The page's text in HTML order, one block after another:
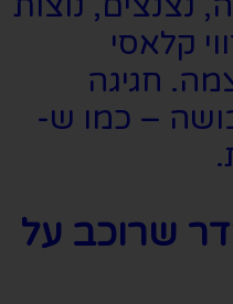
קלאסי
חגיגה
בושה – כמו ש-
שרוכב על